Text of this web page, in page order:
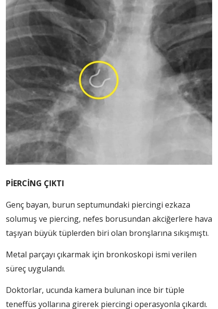
PİERCİNG ÇIKTI
Genç bayan, burun septumundaki piercingi ezkaza
solumuş ve piercing, nefes borusundan akciğerlere hava
taşıyan büyük tüplerden biri olan bronşlarına sıkışmıştı.
Metal parçayı çıkarmak için bronkoskopi ismi verilen
süreç uygulandı.
Doktorlar, ucunda kamera bulunan ince bir tüple
teneffüs yollarına girerek piercingi operasyonla çıkardı.